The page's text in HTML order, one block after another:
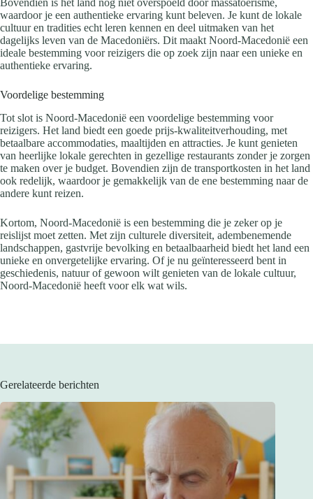
Bovendien is het land nog niet overspoeld door massatoerisme,
waardoor je een authentieke ervaring kunt beleven. Je kunt de lokale
cultuur en tradities echt leren kennen en deel uitmaken van het
dagelijks leven van de Macedoniërs. Dit maakt Noord-Macedonië een
ideale bestemming voor reizigers die op zoek zijn naar een unieke en
authentieke ervaring.
Voordelige bestemming
Tot slot is Noord-Macedonië een voordelige bestemming voor
reizigers. Het land biedt een goede prijs-kwaliteitverhouding, met
betaalbare accommodaties, maaltijden en attracties. Je kunt genieten
van heerlijke lokale gerechten in gezellige restaurants zonder je zorgen
te maken over je budget. Bovendien zijn de transportkosten in het land
ook redelijk, waardoor je gemakkelijk van de ene bestemming naar de
andere kunt reizen.
Kortom, Noord-Macedonië is een bestemming die je zeker op je
reislijst moet zetten. Met zijn culturele diversiteit, adembenemende
landschappen, gastvrije bevolking en betaalbaarheid biedt het land een
unieke en onvergetelijke ervaring. Of je nu geïnteresseerd bent in
geschiedenis, natuur of gewoon wilt genieten van de lokale cultuur,
Noord-Macedonië heeft voor elk wat wils.
Gerelateerde berichten